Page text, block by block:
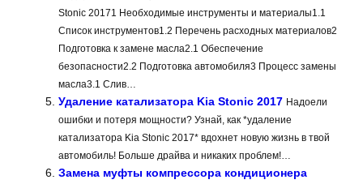
Stonic 20171 Необходимые инструменты и материалы1.1
Список инструментов1.2 Перечень расходных материалов2
Подготовка к замене масла2.1 Обеспечение
безопасности2.2 Подготовка автомобиля3 Процесс замены
масла3.1 Слив…
Удаление катализатора Kia Stonic 2017 Надоели
ошибки и потеря мощности? Узнай, как *удаление
катализатора Kia Stonic 2017* вдохнет новую жизнь в твой
автомобиль! Больше драйва и никаких проблем!…
Замена муфты компрессора кондиционера